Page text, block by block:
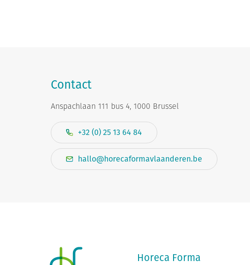
Contact
Anspachlaan 111 bus 4, 1000 Brussel
+32 (0) 25 13 64 84
hallo@horecaformavlaanderen.be
Horeca Forma